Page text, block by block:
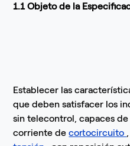
1.1 Objeto de la
Establecer las
que deben satisfacer los
sin telecontrol, capaces
corriente decortocircuito